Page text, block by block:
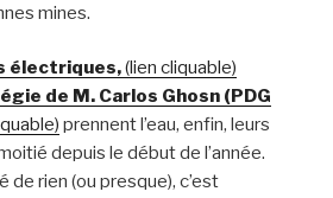
mines.
électriques,(lien cliquable)
de M. Carlos Ghosn (PDG
prennent l’eau, enfin, leurs
depuis le début de l’année.
de rien (ou presque), c’est